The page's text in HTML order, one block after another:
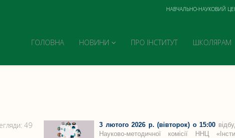
НАВЧАЛЬНО-НАУКОВИЙ
ГОЛОВНА НОВИНИ ПРО ІНСТИТУТ ШКОЛЯРАМ
49 3 лютого 2026 р. (вівторок) о 15:00
Науково-методичної комісії ННЦ